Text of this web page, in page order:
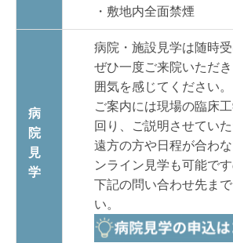
・敷地内全面禁煙
病
院
見
学
病院・施設見学は随時受
ぜひ一度ご来院いただ
囲気を感じてください。
ご案内には現場の臨床
回り、ご説明させていた
遠方の方や日程が合わ
ンライン見学も可能で
下記の問い合わせ先ま
い。